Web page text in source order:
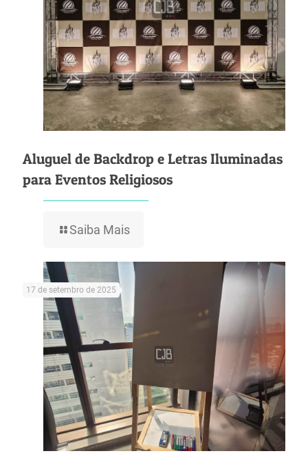
Aluguel de Backdrop e Letras Iluminadas
para Eventos Religiosos
Saiba Mais
17 de setembro de 2025